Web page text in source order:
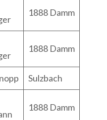
1888 Damm
1888 Damm
Sulzbach
1888 Damm